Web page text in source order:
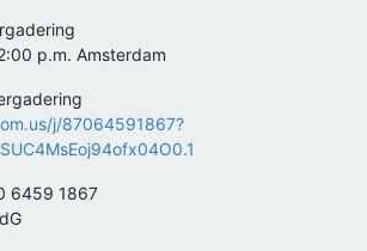
p.m. Amsterdam
j/87064591867?
6459 1867